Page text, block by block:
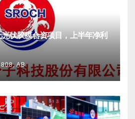
伏胶膜合资项目，上半年净利
808, AB